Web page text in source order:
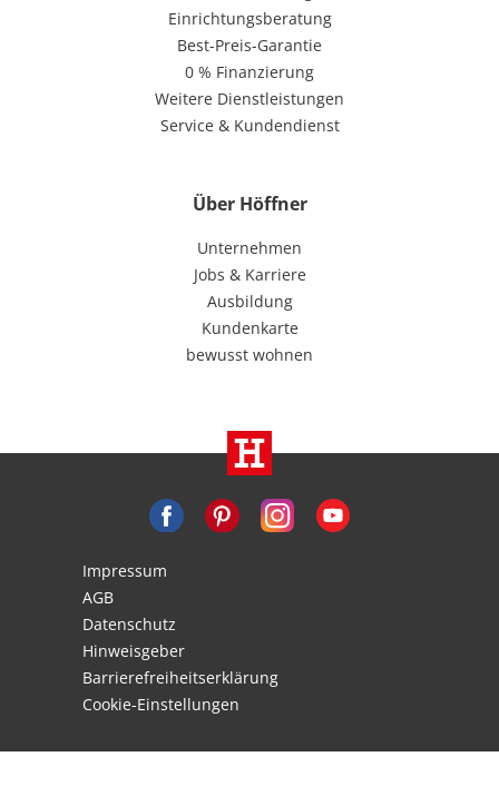
Einrichtungsberatung
Best-Preis-Garantie
0 % Finanzierung
Weitere Dienstleistungen
Service & Kundendienst
Über Höffner
Unternehmen
Jobs & Karriere
Ausbildung
Kundenkarte
bewusst wohnen
Impressum
AGB
Datenschutz
Hinweisgeber
Barrierefreiheitserklärung
Cookie-Einstellungen